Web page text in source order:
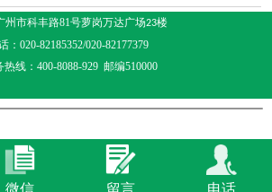
州市科丰路81号萝岗万达广场23楼
：020-82185352/020-82177379
热线：400-8088-929 邮编510000
微信 留言 电话